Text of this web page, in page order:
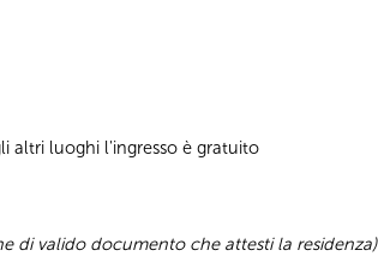
altri luoghi l'ingresso è gratuito
di valido documento che attesti la residenza)